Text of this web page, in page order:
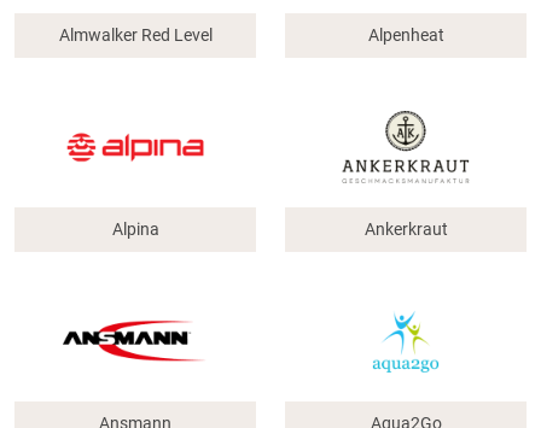
Almwalker Red Level Alpenheat
Alpina Ankerkraut
Ansmann Aqua2Go